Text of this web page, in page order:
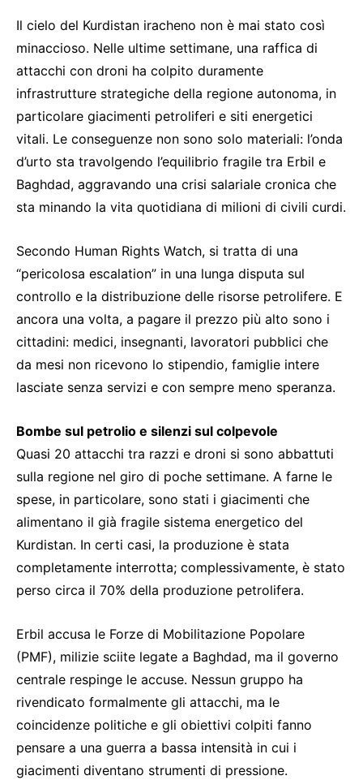
Il cielo del Kurdistan iracheno non è mai stato così
minaccioso. Nelle ultime settimane, una raffica di
attacchi con droni ha colpito duramente
infrastrutture strategiche della regione autonoma, in
particolare giacimenti petroliferi e siti energetici
vitali. Le conseguenze non sono solo materiali: l’onda
d’urto sta travolgendo l’equilibrio fragile tra Erbil e
Baghdad, aggravando una crisi salariale cronica che
sta minando la vita quotidiana di milioni di civili curdi.
Secondo Human Rights Watch, si tratta di una
“pericolosa escalation” in una lunga disputa sul
controllo e la distribuzione delle risorse petrolifere. E
ancora una volta, a pagare il prezzo più alto sono i
cittadini: medici, insegnanti, lavoratori pubblici che
da mesi non ricevono lo stipendio, famiglie intere
lasciate senza servizi e con sempre meno speranza.
Bombe sul petrolio e silenzi sul colpevole
Quasi 20 attacchi tra razzi e droni si sono abbattuti
sulla regione nel giro di poche settimane. A farne le
spese, in particolare, sono stati i giacimenti che
alimentano il già fragile sistema energetico del
Kurdistan. In certi casi, la produzione è stata
completamente interrotta; complessivamente, è stato
perso circa il 70% della produzione petrolifera.
Erbil accusa le Forze di Mobilitazione Popolare
(PMF), milizie sciite legate a Baghdad, ma il governo
centrale respinge le accuse. Nessun gruppo ha
rivendicato formalmente gli attacchi, ma le
coincidenze politiche e gli obiettivi colpiti fanno
pensare a una guerra a bassa intensità in cui i
giacimenti diventano strumenti di pressione.